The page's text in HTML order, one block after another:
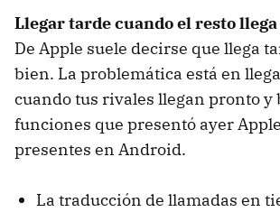
Llegar tarde cuando el resto
De Apple suele decirse que llega
bien. La problemática está en
cuando tus rivales llegan pronto y
funciones que presentó ayer
presentes en Android.
La traducción de llamadas en